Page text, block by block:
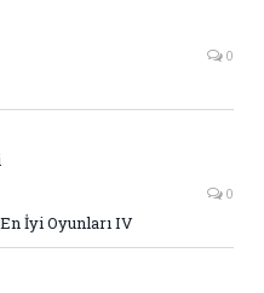
0
0
İyi Oyunları IV